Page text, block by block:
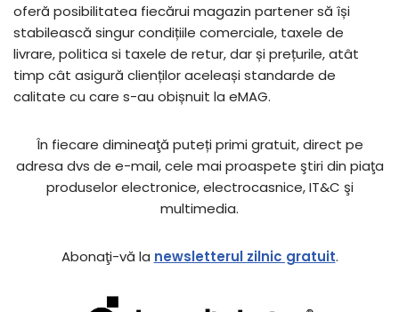
oferă posibilitatea fiecărui magazin partener să își
stabilească singur condițiile comerciale, taxele de
livrare, politica si taxele de retur, dar și prețurile, atât
timp cât asigură clienților aceleași standarde de
calitate cu care s-au obișnuit la eMAG.
În fiecare dimineaţă puteți primi gratuit, direct pe
adresa dvs de e-mail, cele mai proaspete ştiri din piaţa
produselor electronice, electrocasnice, IT&C şi
multimedia.
Abonaţi-vă la newsletterul zilnic gratuit.